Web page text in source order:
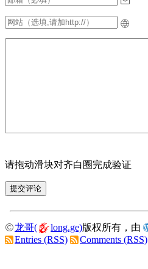
请拖动滑块对齐白圈完成验证
龙哥( long.ge)版权所有，由
Entries (RSS)
Comments (RSS)